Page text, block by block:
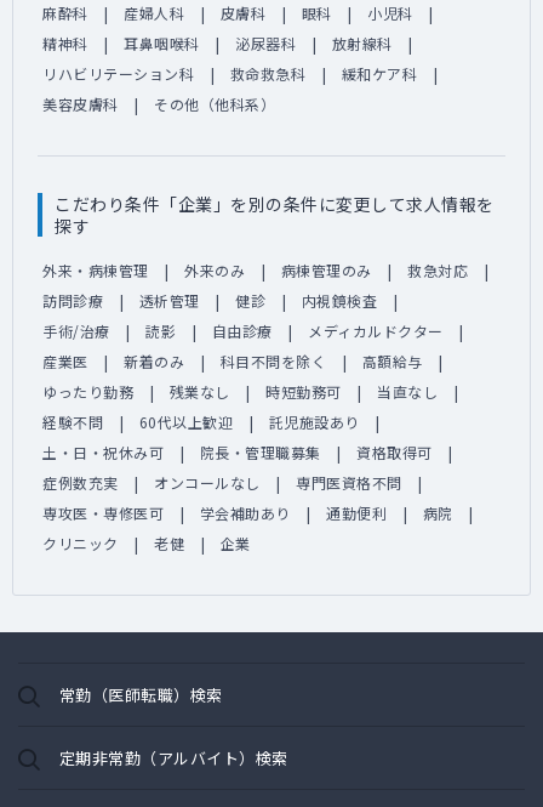
麻酔科 産婦人科 皮膚科 眼科
小児科
精神科
耳鼻咽喉科 泌尿器科
放射線科
リハビリテーション科
救命救急科
緩和ケア科
美容皮膚科
その他（他科系）
こだわり条件「企業」を別の条件に変更して求人情報を
探す
外来・病棟管理 外来のみ 病棟管理のみ
救急対応
訪問診療
透析管理 健診
内視鏡検査
手術/治療
読影 自由診療
メディカルドクター
産業医
新着のみ 科目不問を除く
高額給与
ゆったり勤務
残業なし 時短勤務可
当直なし
経験不問
60代以上歓迎
託児施設あり
土・日・祝休み可
院長・管理職募集
資格取得可
症例数充実
オンコールなし
専門医資格不問
専攻医・専修医可
学会補助あり 通勤便利
病院
クリニック
老健 企業
常勤（医師転職）検索
定期非常勤（アルバイト）検索